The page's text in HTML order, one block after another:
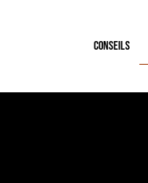
Conseils